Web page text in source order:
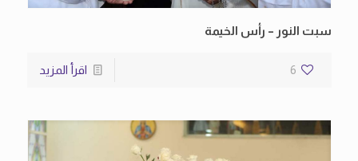
سبت النور – رأس الخيمة
6 اقرأ المزيد